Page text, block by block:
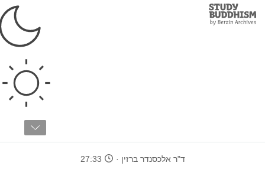
Study
Buddhism
אנליזה בודהיסטית
לעזרה בנטרול סטרס
ד"ר אלכסנדר ברזין 27:33